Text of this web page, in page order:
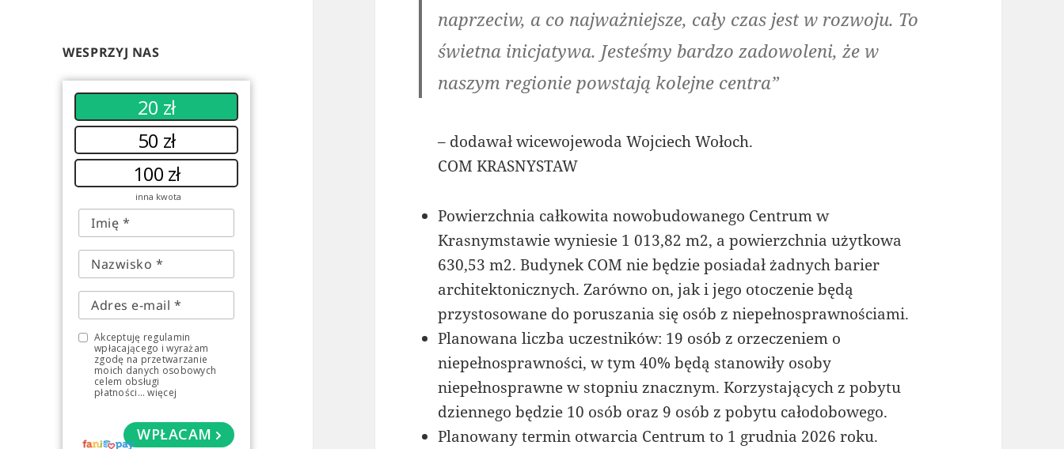
WESPRZYJ NAS
20 zł
50 zł
100 zł
inna kwota
Akceptuję regulamin
wpłacającego i wyrażam
zgodę na przetwarzanie
moich danych osobowych
celem obsługi
płatności... więcej
WPŁACAM
naprzeciw, a co najważniejsze, cały czas jest w rozwoju. To
świetna inicjatywa. Jesteśmy bardzo zadowoleni, że w
naszym regionie powstają kolejne centra”
– dodawał wicewojewoda Wojciech Wołoch.
COM KRASNYSTAW
Powierzchnia całkowita nowobudowanego Centrum w
Krasnymstawie wyniesie 1 013,82 m2, a powierzchnia użytkowa
630,53 m2. Budynek COM nie będzie posiadał żadnych barier
architektonicznych. Zarówno on, jak i jego otoczenie będą
przystosowane do poruszania się osób z niepełnosprawnościami.
Planowana liczba uczestników: 19 osób z orzeczeniem o
niepełnosprawności, w tym 40% będą stanowiły osoby
niepełnosprawne w stopniu znacznym. Korzystających z pobytu
dziennego będzie 10 osób oraz 9 osób z pobytu całodobowego.
Planowany termin otwarcia Centrum to 1 grudnia 2026 roku.